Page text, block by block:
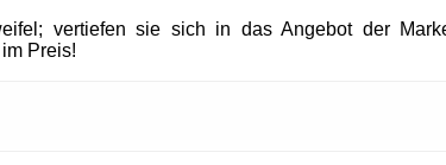
vertiefen sie sich in das Angebot der
Preis!